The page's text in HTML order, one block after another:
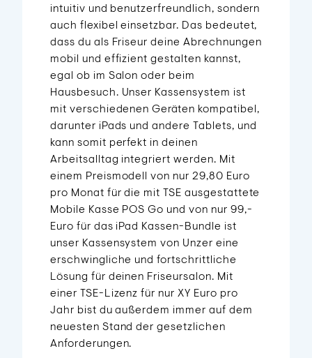
intuitiv und benutzerfreundlich, sondern
auch flexibel einsetzbar. Das bedeutet,
dass du als Friseur deine Abrechnungen
mobil und effizient gestalten kannst,
egal ob im Salon oder beim
Hausbesuch. Unser Kassensystem ist
mit verschiedenen Geräten kompatibel,
darunter iPads und andere Tablets, und
kann somit perfekt in deinen
Arbeitsalltag integriert werden. Mit
einem Preismodell von nur 29,80 Euro
pro Monat für die mit TSE ausgestattete
Mobile Kasse POS Go und von nur 99,-
Euro für das iPad Kassen-Bundle ist
unser Kassensystem von Unzer eine
erschwingliche und fortschrittliche
Lösung für deinen Friseursalon. Mit
einer TSE-Lizenz für nur XY Euro pro
Jahr bist du außerdem immer auf dem
neuesten Stand der gesetzlichen
Anforderungen.